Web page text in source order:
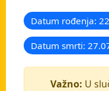
Datum rođenja:
Datum smrti:
Važno: U